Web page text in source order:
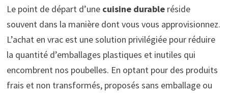
Le point de départ d’une cuisine durableréside
souvent dans la manière dont vous vous approvisionnez.
L’achat en vrac est une solution privilégiée pour réduire
la quantité d’emballages plastiques et inutiles qui
encombrent nos poubelles. En optant pour des produits
frais et non transformés, proposés sans emballage ou